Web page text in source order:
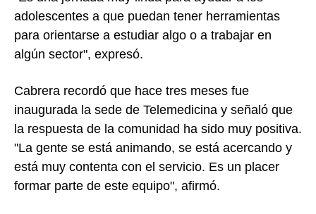
adolescentes a que puedan tener herramientas
para orientarse a estudiar algo o a trabajar en
algún sector", expresó.
Cabrera recordó que hace tres meses fue
inaugurada la sede de Telemedicina y señaló que
la respuesta de la comunidad ha sido muy positiva.
"La gente se está animando, se está acercando y
está muy contenta con el servicio. Es un placer
formar parte de este equipo", afirmó.